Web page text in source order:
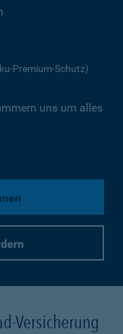
Premium-Schutz)
uns um alles
Versicherung